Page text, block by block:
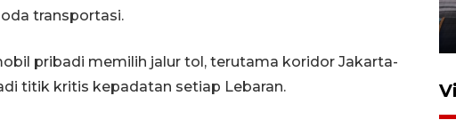
transportasi.
pribadi memilih jalur tol, terutama koridor Jakarta-
titik kritis kepadatan setiap Lebaran.